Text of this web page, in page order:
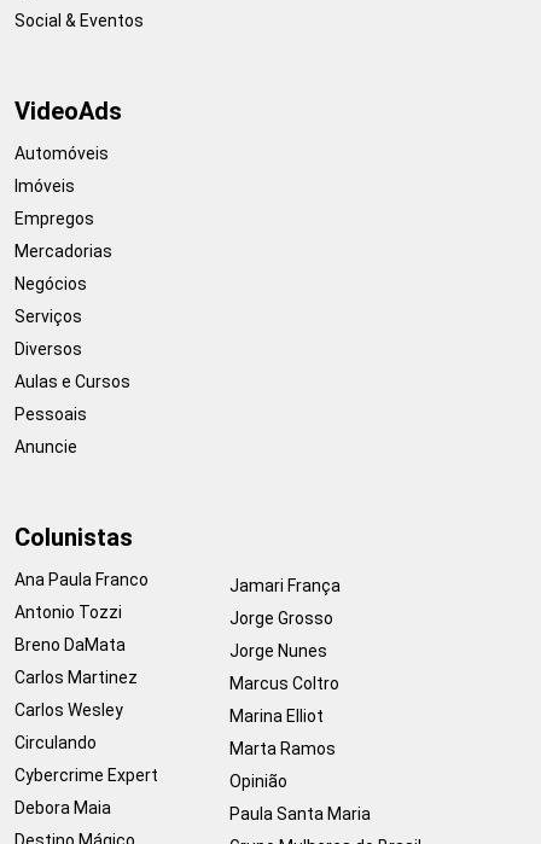
Social & Eventos
VideoAds
Automóveis
Imóveis
Empregos
Mercadorias
Negócios
Serviços
Diversos
Aulas e Cursos
Pessoais
Anuncie
Colunistas
Ana Paula Franco
Antonio Tozzi
Breno DaMata
Carlos Martinez
Carlos Wesley
Circulando
Cybercrime Expert
Debora Maia
Jamari França
Jorge Grosso
Jorge Nunes
Marcus Coltro
Marina Elliot
Marta Ramos
Opinião
Paula Santa Maria